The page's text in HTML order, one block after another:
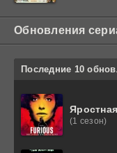
Обновления
Последние 10
Яростная
(1 сезон)